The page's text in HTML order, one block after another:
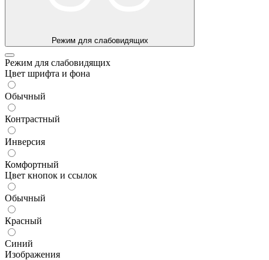
Режим для слабовидящих
Режим для слабовидящих
Цвет шрифта и фона
Обычный
Контрастный
Инверсия
Комфортный
Цвет кнопок и ссылок
Обычный
Красный
Синий
Изображения